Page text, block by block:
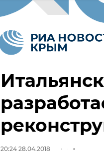
20:24 28.04.2018